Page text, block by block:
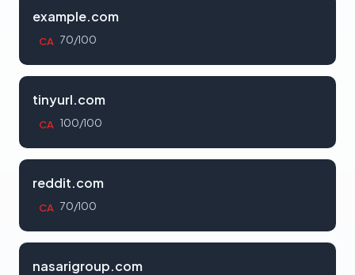
example.com
CA 70/100
tinyurl.com
CA 100/100
reddit.com
CA 70/100
nasarigroup.com